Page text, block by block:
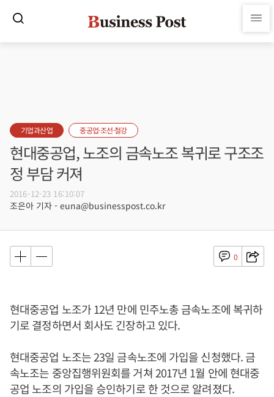
기업과산업 중공업·조선·철강
현대중공업, 노조의 금속노조 복귀로 구조조
정 부담 커져
2016-12-23 16:10:07
조은아 기자 - euna@businesspost.co.kr
0
현대중공업 노조가 12년 만에 민주노총 금속노조에 복귀하
기로 결정하면서 회사도 긴장하고 있다.
현대중공업 노조는 23일 금속노조에 가입을 신청했다. 금
속노조는 중앙집행위원회를 거쳐 2017년 1월 안에 현대중
공업 노조의 가입을 승인하기로 한 것으로 알려졌다.